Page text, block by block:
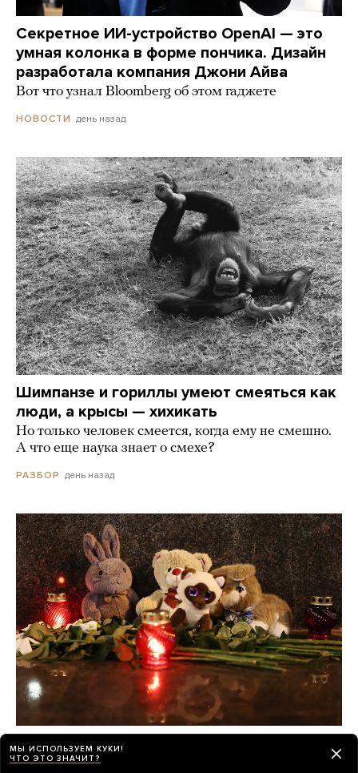
Секретное ИИ-устройство OpenAI — это
умная колонка в форме пончика. Дизайн
разработала компания Джони Айва
Вот что узнал Bloomberg об этом гаджете
НОВОСТИ день назад
Шимпанзе и гориллы умеют смеяться как
люди, а крысы — хихикать
Но только человек смеется, когда ему не смешно.
А что еще наука знает о смехе?
РАЗБОР день назад
О погибших при падении украинского
дрона на пляж в Геленджике по-прежнему
МЫ ИСПОЛЬЗУЕМ КУКИ!
ЧТО ЭТО ЗНАЧИТ?